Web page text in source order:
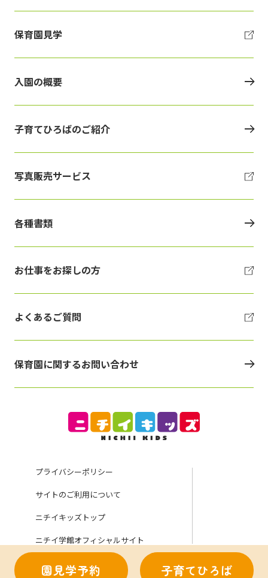
園見学予約 子育てひろば
プライバシーポリシー
サイトのご利用について
ニチイキッズトップ
ニチイ学館オフィシャルサイト
保育園見学
入園の概要
子育てひろばのご紹介
写真販売サービス
各種書類
お仕事をお探しの方
よくあるご質問
保育園に関するお問い合わせ